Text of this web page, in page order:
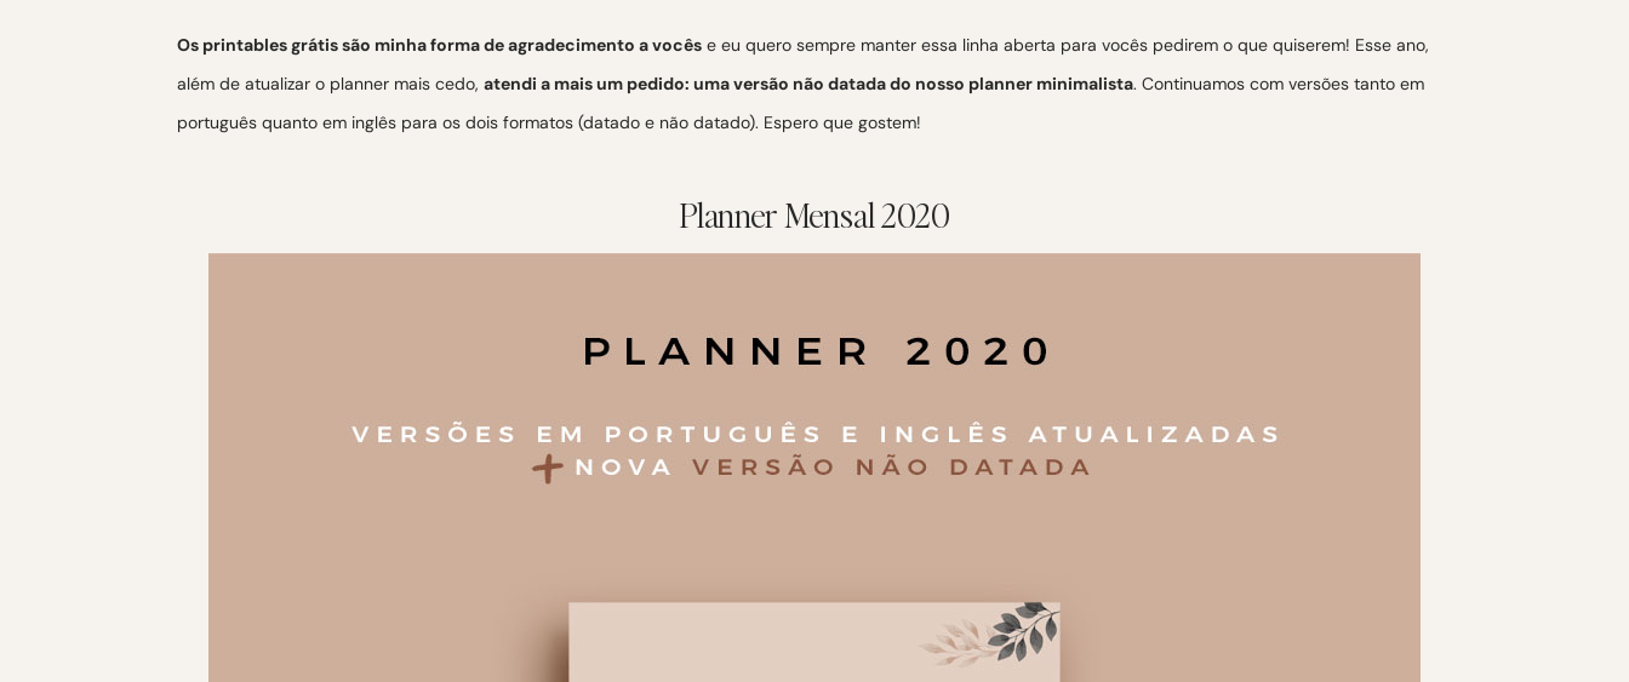
Os printables grátis são minha forma de agradecimento a vocês e eu quero sempre manter essa linha aberta para vocês pedirem o que quiserem! Esse ano,
além de atualizar o planner mais cedo, atendi a mais um pedido: uma versão não datada do nosso planner minimalista. Continuamos com versões tanto em
português quanto em inglês para os dois formatos (datado e não datado). Espero que gostem!
Planner Mensal 2020